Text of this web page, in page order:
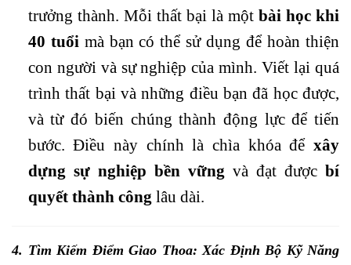
trưởng thành. Mỗi thất bại là một bài học khi
40 tuổi mà bạn có thể sử dụng để hoàn thiện
con người và sự nghiệp của mình. Viết lại quá
trình thất bại và những điều bạn đã học được,
và từ đó biến chúng thành động lực để tiến
bước. Điều này chính là chìa khóa để xây
dựng sự nghiệp bền vững và đạt đượcbí
quyết thành công lâu dài.
4. Tìm Kiếm Điểm Giao Thoa: Xác Định Bộ Kỹ Năng